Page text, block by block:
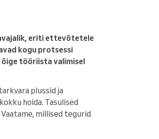
eriti ettevõtetele
kogu protsessi
tööriista valimisel
plussid ja
hoida. Tasulised
millised tegurid